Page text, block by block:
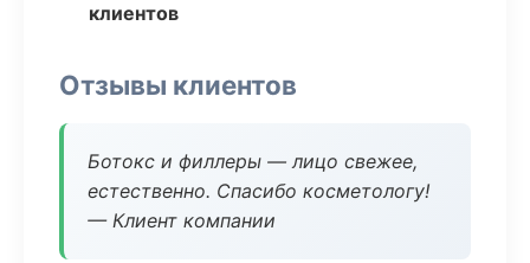
клиентов
Отзывы клиентов
Ботокс и филлеры — лицо свежее,
естественно. Спасибо косметологу!
— Клиент компании